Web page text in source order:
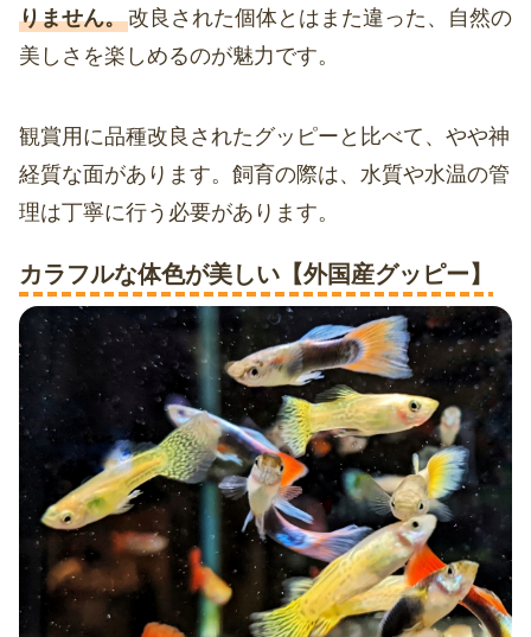
りません。改良された個体とはまた違った、自然の
美しさを楽しめるのが魅力です。
観賞用に品種改良されたグッピーと比べて、やや神
経質な面があります。飼育の際は、水質や水温の管
理は丁寧に行う必要があります。
カラフルな体色が美しい【外国産グッピー】